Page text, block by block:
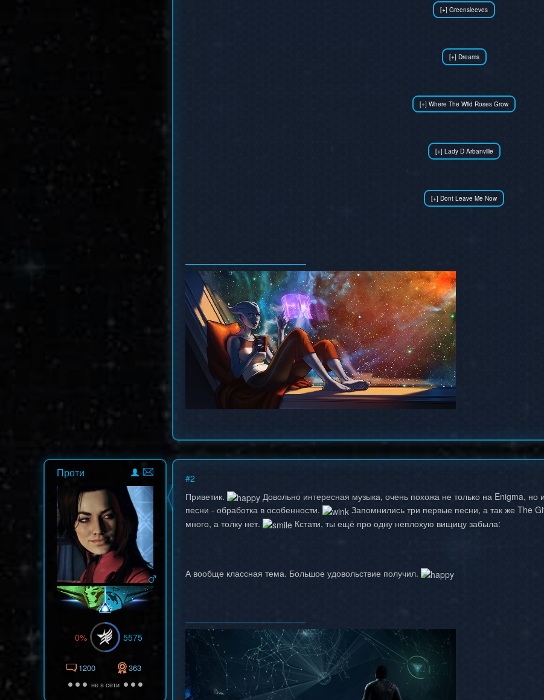
Проти
0% 5575
1200 363
не в сети
#2
Приветик.
Довольно интересная музыка, очень похожа не только на Enigma,
песни - обработка в особенности.
Запомнились три первые песни, а так же The
много, а толку нет.
Кстати, ты ещё про одну неплохую вищицу забыла:
А вообще классная тема. Большое удовольствие получил.